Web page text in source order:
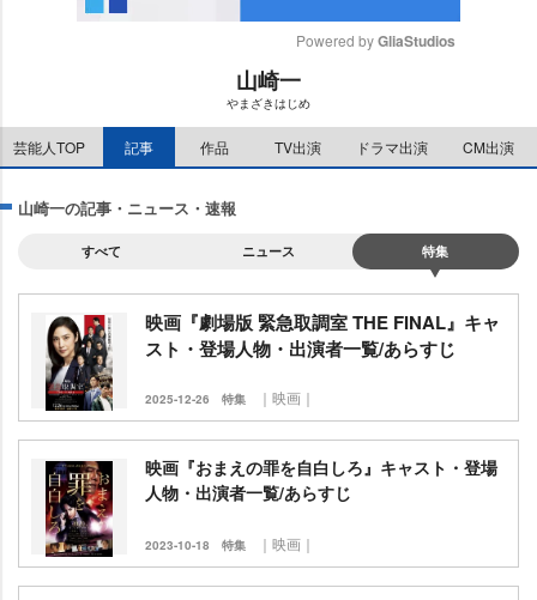
e
Powered by GliaStudios
山崎一
まざきはじめ
芸能人TOP 記事 作品 TV出演 ドラマ出演 CM出演
山崎一の記事・ニュース・速報
すべて ニュース 特集
映画『劇場版 緊急取調室 THE FINAL』キャ
スト・登場人物・出演者一覧/あらすじ
2025-12-26 特集 ｜映画｜
映画『おまえの罪を自白しろ』キャスト・登場
人物・出演者一覧/あらすじ
2023-10-18 特集 ｜映画｜